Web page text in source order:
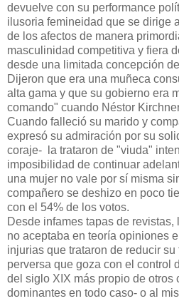
devuelve con su performance
ilusoria femineidad que se dirige
de los afectos de manera
masculinidad competitiva y fiera
desde una limitada concepción
Dijeron que era una muñeca
alta gama y que su gobierno era
comando" cuando Néstor
Cuando falleció su marido y
expresó su admiración por su
coraje- la trataron de "viuda"
imposibilidad de continuar
una mujer no vale por sí misma
compañero se deshizo en poco
con el 54% de los votos.
Desde infames tapas de
no aceptaba en teoría opiniones
injurias que trataron de reducir
perversa que goza con el control
del siglo XIX más propio de otros
dominantes en todo caso- o al